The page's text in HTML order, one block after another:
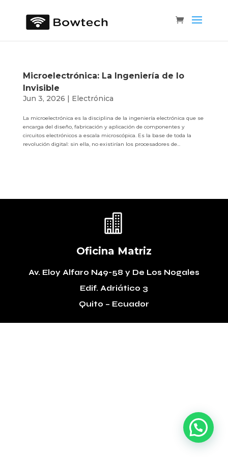
Microelectrónica: La Ingeniería de lo
Invisible
Jun 3, 2026 | Electrónica
La microelectrónica es la disciplina de la ingeniería electrónica que se
encarga del diseño, fabricación y aplicación de componentes y
circuitos electrónicos a escala microscópica. Es la base de toda la
revolución digital: sin ella, no existirían los procesadores de...

Oficina Matriz
Av. Eloy Alfaro N49-58 y De Los Nogales
Edif. Adriático 3
Quito – Ecuador